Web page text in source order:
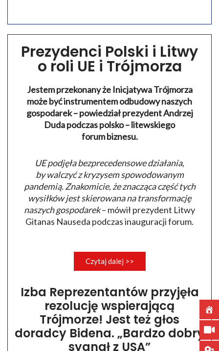
Prezydenci Polski i Litwy
o roli UE i Trójmorza
Jestem przekonany że Inicjatywa Trójmorza
może być instrumentem odbudowy naszych
gospodarek – powiedział prezydent Andrzej
Duda podczas polsko – litewskiego
forum biznesu.
UE podjęła bezprecedensowe działania,
by walczyć z kryzysem spowodowanym
pandemią. Znakomicie, że znacząca część tych
wysiłków jest skierowana na transformację
naszych gospodarek– mówił prezydent Litwy
Gitanas Nauseda podczas inauguracji forum.
Czytaj dalej >>
Izba Reprezentantów przyjęła
rezolucję wspierającą
Trójmorze! Jest też głos
doradcy Bidena. „Bardzo dobry
sygnał z USA”